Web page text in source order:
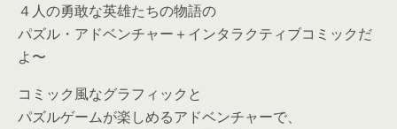
４人の勇敢な英雄たちの物語の
パズル・アドベンチャー＋インタラクティブコミックだ
よ〜
コミック風なグラフィックと
パズルゲームが楽しめるアドベンチャーで、